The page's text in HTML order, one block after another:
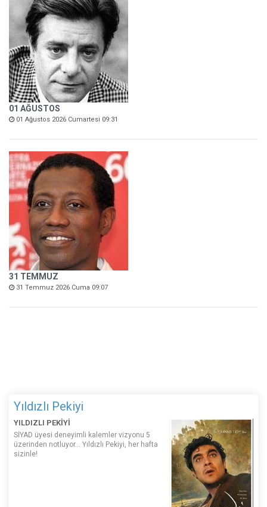
01 AĞUSTOS
01 Ağustos 2026 Cumartesi 09:31
31 TEMMUZ
31 Temmuz 2026 Cuma 09:07
Yıldızlı Pekiyi
YILDIZLI PEKİYİ
SİYAD üyesi deneyimli kalemler vizyonu 5
üzerinden notluyor... Yıldızlı Pekiyi, her hafta
sizinle!